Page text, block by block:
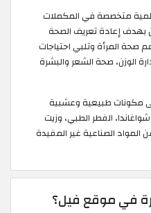
متخصصة في المكملات
عام 2019 في لندن بهدف إعادة تعريف الصحة
صحة المرأة وتلبي احتياجات
الوزن، صحة الشعر والبشرة
مكونات طبيعية وعشبية
الفطر الطبي، وزيت
عن المواد الصناعية غير المفيدة
في موقع فيل؟